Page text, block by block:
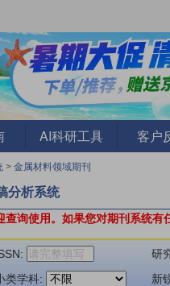
AI科研工具 客户
> 金属材料领域期刊
分析系统
询使用。 如果您对期刊系统有
研
类学科: 新